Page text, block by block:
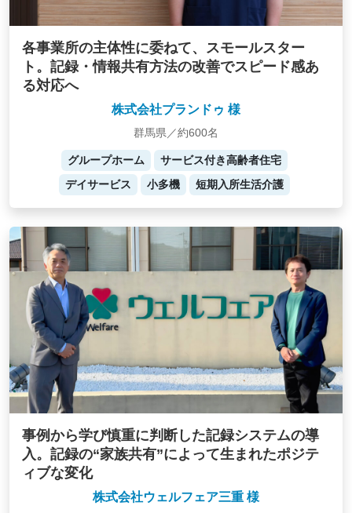
各事業所の主体性に委ねて、スモールスター
ト。記録・情報共有方法の改善でスピード感あ
る対応へ
株式会社プランドゥ 様
群馬県／約600名
グループホーム
サービス付き高齢者住宅
デイサービス
小多機 短期入所生活介護
事例から学び慎重に判断した記録システムの導
入。記録の“家族共有”によって生まれたポジテ
ィブな変化
株式会社ウェルフェア三重 様